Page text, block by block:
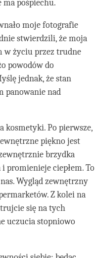
ma pośpiechu.
moje fotografie
stwierdzili, że moja
w życiu przez trudne
powodów do
jednak, że stan
panowanie nad
kosmetyki. Po pierwsze,
piękno jest
brzydka
promienieje ciepłem. To
Wygląd zewnętrzny
Z kolei na
się na tych
uczucia stopniowo